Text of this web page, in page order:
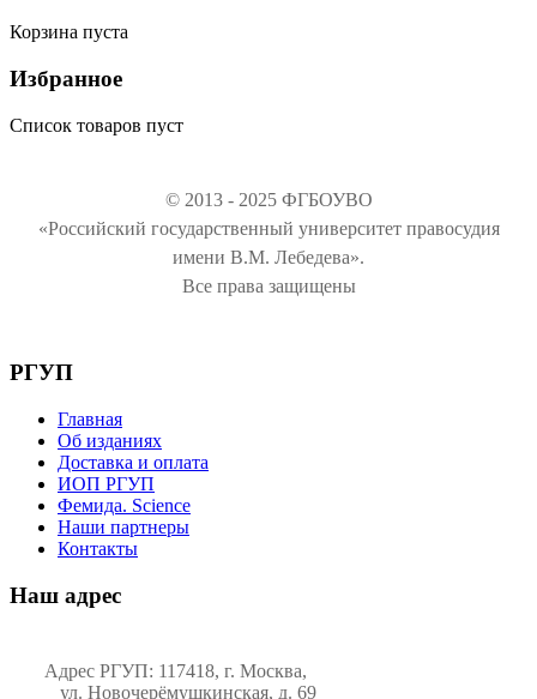
Корзина пуста
Избранное
Список товаров пуст
© 2013 - 2025 ФГБОУВО
«Российский государственный университет правосудия
имени В.М. Лебедева».
Все права защищены
РГУП
Главная
Об изданиях
Доставка и оплата
ИОП РГУП
Фемида. Science
Наши партнеры
Контакты
Наш адрес
Адрес РГУП: 117418, г. Москва,
ул. Новочерёмушкинская, д. 69